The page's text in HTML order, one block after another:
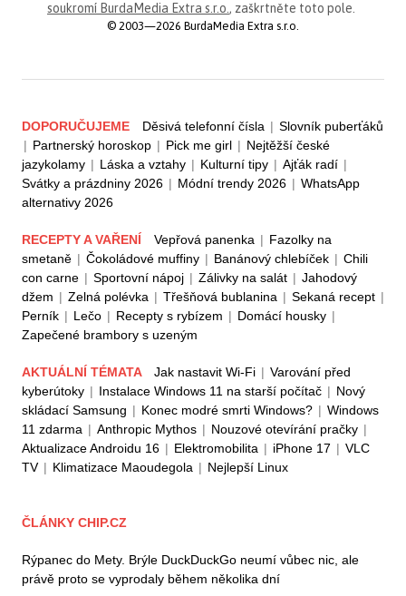
soukromí BurdaMedia Extra s.r.o., zaškrtněte toto pole.
© 2003—2026 BurdaMedia Extra s.r.o.
DOPORUČUJEME Děsivá telefonní čísla | Slovník puberťáků
| Partnerský horoskop | Pick me girl | Nejtěžší české
jazykolamy | Láska a vztahy | Kulturní tipy | Ajťák radí |
Svátky a prázdniny 2026 | Módní trendy 2026 | WhatsApp
alternativy 2026
RECEPTY A VAŘENÍ Vepřová panenka | Fazolky na
smetaně | Čokoládové muffiny | Banánový chlebíček | Chili
con carne | Sportovní nápoj | Zálivky na salát | Jahodový
džem | Zelná polévka | Třešňová bublanina | Sekaná recept |
Perník | Lečo | Recepty s rybízem | Domácí housky |
Zapečené brambory s uzeným
AKTUÁLNÍ TÉMATA Jak nastavit Wi-Fi | Varování před
kyberútoky | Instalace Windows 11 na starší počítač | Nový
skládací Samsung | Konec modré smrti Windows? | Windows
11 zdarma | Anthropic Mythos | Nouzové otevírání pračky |
Aktualizace Androidu 16 | Elektromobilita | iPhone 17 | VLC
TV | Klimatizace Maoudegola | Nejlepší Linux
ČLÁNKY CHIP.CZ
Rýpanec do Mety. Brýle DuckDuckGo neumí vůbec nic, ale
právě proto se vyprodaly během několika dní